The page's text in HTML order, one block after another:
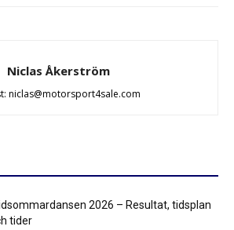
Niclas Åkerström
niclas@motorsport4sale.com
2026 – Resultat, tidsplan
tider